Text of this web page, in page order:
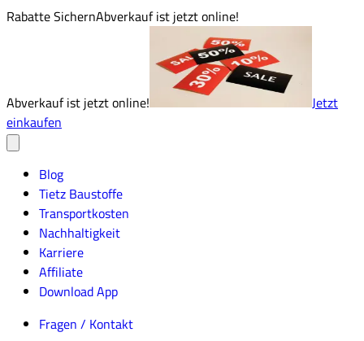
Rabatte SichernAbverkauf ist jetzt online!
Abverkauf ist jetzt online!
Jetzt
einkaufen
Blog
Tietz Baustoffe
Transportkosten
Nachhaltigkeit
Karriere
Affiliate
Download App
Fragen / Kontakt